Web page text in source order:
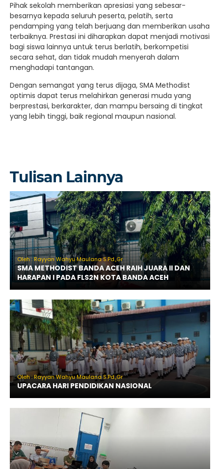
Pihak sekolah memberikan apresiasi yang sebesar-
besarnya kepada seluruh peserta, pelatih, serta
pendamping yang telah berjuang dan memberikan usaha
terbaiknya. Prestasi ini diharapkan dapat menjadi motivasi
bagi siswa lainnya untuk terus berlatih, berkompetisi
secara sehat, dan tidak mudah menyerah dalam
menghadapi tantangan.
Dengan semangat yang terus dijaga, SMA Methodist
optimis dapat terus melahirkan generasi muda yang
berprestasi, berkarakter, dan mampu bersaing di tingkat
yang lebih tinggi, baik regional maupun nasional.
Tulisan Lainnya
Oleh : Rayyan Wahyu Maulana S.Pd.,Gr
SMA METHODIST BANDA ACEH RAIH JUARA II DAN
HARAPAN I PADA FLS2N KOTA BANDA ACEH
Oleh : Rayyan Wahyu Maulana S.Pd.,Gr
UPACARA HARI PENDIDIKAN NASIONAL